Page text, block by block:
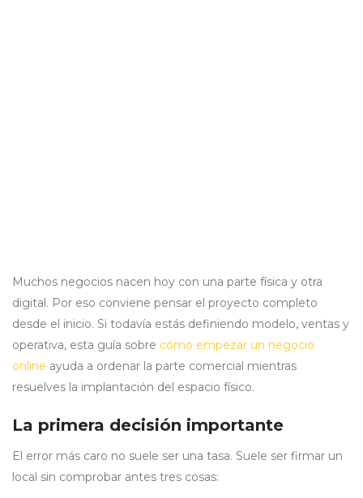
Muchos negocios nacen hoy con una parte física y otra
digital. Por eso conviene pensar el proyecto completo
desde el inicio. Si todavía estás definiendo modelo, ventas y
operativa, esta guía sobre cómo empezar un negocio
online ayuda a ordenar la parte comercial mientras
resuelves la implantación del espacio físico.
La primera decisión importante
El error más caro no suele ser una tasa. Suele ser firmar un
local sin comprobar antes tres cosas: